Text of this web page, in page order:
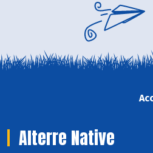
Alterre Native